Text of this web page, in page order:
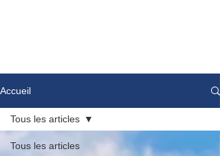
Accueil
Tous les articles
Tous les articles